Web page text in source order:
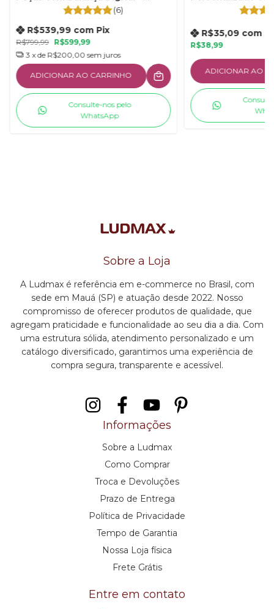
Brinde Café Especial (6)
R$799,99 R$599,99
R$539,99 com Pix
3 x de R$200,00 sem juros
ADICIONAR AO CARRINHO
Consulte-nos pelo
WhatsApp
R$38,99
R$35,09 com
ADICIONAR AO
Sobre a Loja
A Ludmax é referência em e-commerce no Brasil, com
sede em Mauá (SP) e atuação desde 2022. Nosso
compromisso de oferecer produtos de qualidade, que
agregam praticidade e funcionalidade ao seu dia a dia. Com
uma estrutura sólida, atendimento personalizado e um
catálogo diversificado, garantimos uma experiência de
compra segura, transparente e acessível.
Informações
Sobre a Ludmax
Como Comprar
Troca e Devoluções
Prazo de Entrega
Política de Privacidade
Tempo de Garantia
Nossa Loja física
Frete Grátis
Entre em contato